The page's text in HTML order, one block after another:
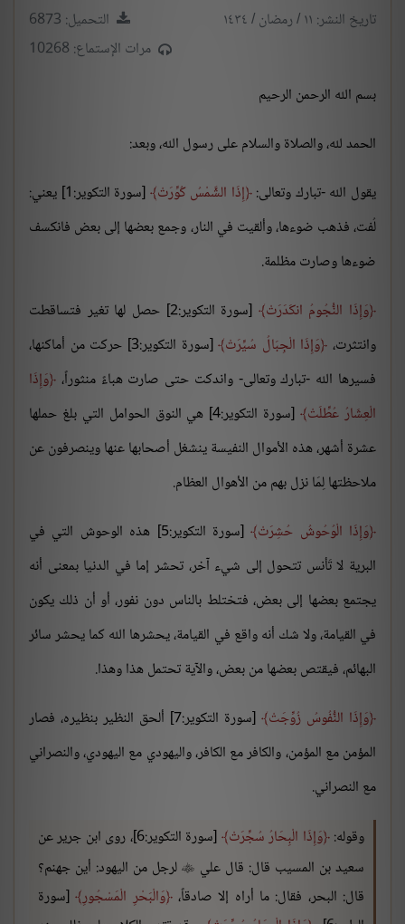
تاريخ النشر: ١١ / رمضان / ١٤٣٤
التحميل: 6873
مرات الإستماع: 10268
بسم الله الرحمن الرحيم
الحمد لله، والصلاة والسلام على رسول الله، وبعد:
يقول الله -تبارك وتعالى: إِذَا الشَّمْسُ كُوِّرَتْ
[سورة التكوير:1] يعني:
لُفت، فذهب ضوءها، وألقيت في النار، وجمع بعضها إلى بعض فانكسف
ضوءها وصارت مظلمة.
وَإِذَا النُّجُومُ انكَدَرَتْ
[سورة التكوير:2] حصل لها تغير فتساقطت
وانتثرت، وَإِذَا الْجِبَالُ سُيِّرَتْ
[سورة التكوير:3] حركت من أماكنها،
فسيرها الله -تبارك وتعالى- واندكت حتى صارت هباءً منثوراً، وَإِذَا
الْعِشَارُ عُطِّلَتْ
[سورة التكوير:4] هي النوق الحوامل التي بلغ حملها
عشرة أشهر، هذه الأموال النفيسة ينشغل أصحابها عنها وينصرفون عن
ملاحظتها لِمَا نزل بهم من الأهوال العظام.
وَإِذَا الْوُحُوشُ حُشِرَتْ
[سورة التكوير:5] هذه الوحوش التي في
البرية لا تَأنس تتحول إلى شيء آخر، تحشر إما في الدنيا بمعنى أنه
يجتمع بعضها إلى بعض، فتختلط بالناس دون نفور، أو أن ذلك يكون
في القيامة، ولا شك أنه واقع في القيامة، يحشرها الله كما يحشر سائر
البهائم، فيقتص بعضها من بعض، والآية تحتمل هذا وهذا.
وَإِذَا النُّفُوسُ زُوِّجَتْ
[سورة التكوير:7] ألحق النظير بنظيره، فصار
المؤمن مع المؤمن، والكافر مع الكافر، واليهودي مع اليهودي، والنصراني
مع النصراني.
وقوله: وَإِذَا الْبِحَارُ سُجِّرَتْ
[سورة التكوير:6]، روى ابن جرير عن
سعيد بن المسيب قال: قال علي لرجل من اليهود: أين جهنم؟
قال: البحر، فقال: ما أراه إلا صادقاً، وَالْبَحْرِ الْمَسْجُورِ [سورة